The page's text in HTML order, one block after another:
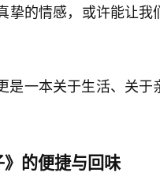
的情感，或许能让我
是一本关于生活、关
的便捷与回味